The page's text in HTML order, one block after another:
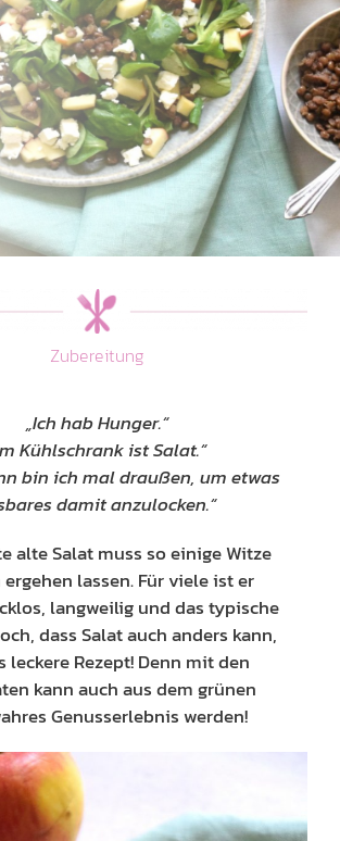
Zubereitung
„Ich hab Hunger.“
Kühlschrank ist Salat.“
bin ich mal draußen, um etwas
damit anzulocken.“
alte Salat muss so einige Witze
lassen. Für viele ist er
langweilig und das typische
dass Salat auch anders kann,
leckere Rezept! Denn mit den
kann auch aus dem grünen
Genusserlebnis werden!